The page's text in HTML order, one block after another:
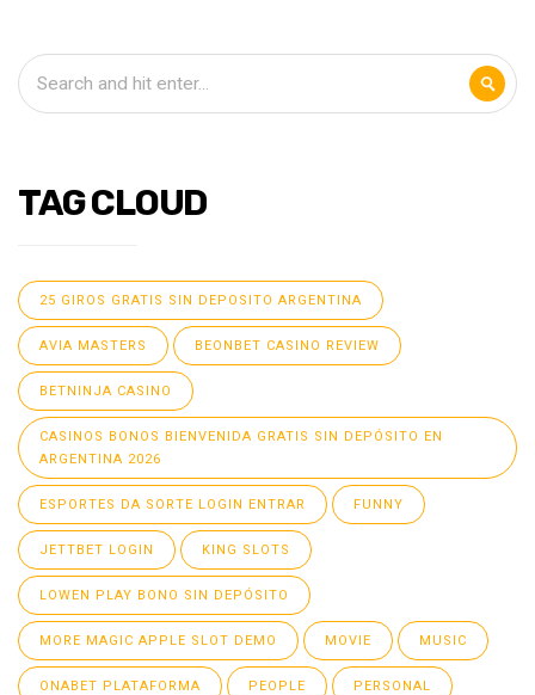
TAG CLOUD
25 GIROS GRATIS SIN DEPOSITO ARGENTINA
AVIA MASTERS BEONBET CASINO REVIEW
BETNINJA CASINO
CASINOS BONOS BIENVENIDA GRATIS SIN DEPÓSITO EN
ARGENTINA 2026
ESPORTES DA SORTE LOGIN ENTRAR FUNNY
JETTBET LOGIN KING SLOTS
LOWEN PLAY BONO SIN DEPÓSITO
MORE MAGIC APPLE SLOT DEMO MOVIE MUSIC
ONABET PLATAFORMA PEOPLE PERSONAL